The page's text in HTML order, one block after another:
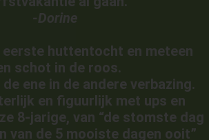
-Dorine
eerste huttentocht en meteen
schot in de roos.
de ene in de andere verbazing.
en figuurlijk met ups en
8-jarige, van “de stomste dag
van de 5 mooiste dagen ooit”